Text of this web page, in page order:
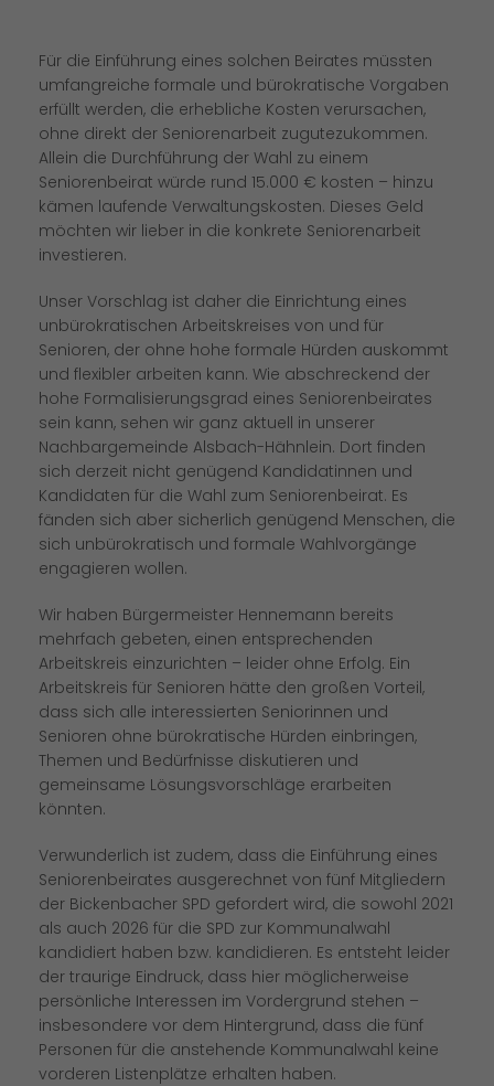
Für die Einführung eines solchen Beirates müssten
umfangreiche formale und bürokratische Vorgaben
erfüllt werden, die erhebliche Kosten verursachen,
ohne direkt der Seniorenarbeit zugutezukommen.
Allein die Durchführung der Wahl zu einem
Seniorenbeirat würde rund 15.000 € kosten – hinzu
kämen laufende Verwaltungskosten. Dieses Geld
möchten wir lieber in die konkrete Seniorenarbeit
investieren.
Unser Vorschlag ist daher die Einrichtung eines
unbürokratischen Arbeitskreises von und für
Senioren, der ohne hohe formale Hürden auskommt
und flexibler arbeiten kann. Wie abschreckend der
hohe Formalisierungsgrad eines Seniorenbeirates
sein kann, sehen wir ganz aktuell in unserer
Nachbargemeinde Alsbach-Hähnlein. Dort finden
sich derzeit nicht genügend Kandidatinnen und
Kandidaten für die Wahl zum Seniorenbeirat. Es
fänden sich aber sicherlich genügend Menschen, die
sich unbürokratisch und formale Wahlvorgänge
engagieren wollen.
Wir haben Bürgermeister Hennemann bereits
mehrfach gebeten, einen entsprechenden
Arbeitskreis einzurichten – leider ohne Erfolg. Ein
Arbeitskreis für Senioren hätte den großen Vorteil,
dass sich alle interessierten Seniorinnen und
Senioren ohne bürokratische Hürden einbringen,
Themen und Bedürfnisse diskutieren und
gemeinsame Lösungsvorschläge erarbeiten
könnten.
Verwunderlich ist zudem, dass die Einführung eines
Seniorenbeirates ausgerechnet von fünf Mitgliedern
der Bickenbacher SPD gefordert wird, die sowohl 2021
als auch 2026 für die SPD zur Kommunalwahl
kandidiert haben bzw. kandidieren. Es entsteht leider
der traurige Eindruck, dass hier möglicherweise
persönliche Interessen im Vordergrund stehen –
insbesondere vor dem Hintergrund, dass die fünf
Personen für die anstehende Kommunalwahl keine
vorderen Listenplätze erhalten haben.